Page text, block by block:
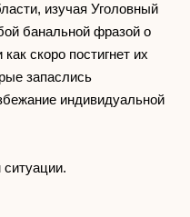
изучая Уголовный
банальной фразой о
скоро постигнет их
запаслись
индивидуальной